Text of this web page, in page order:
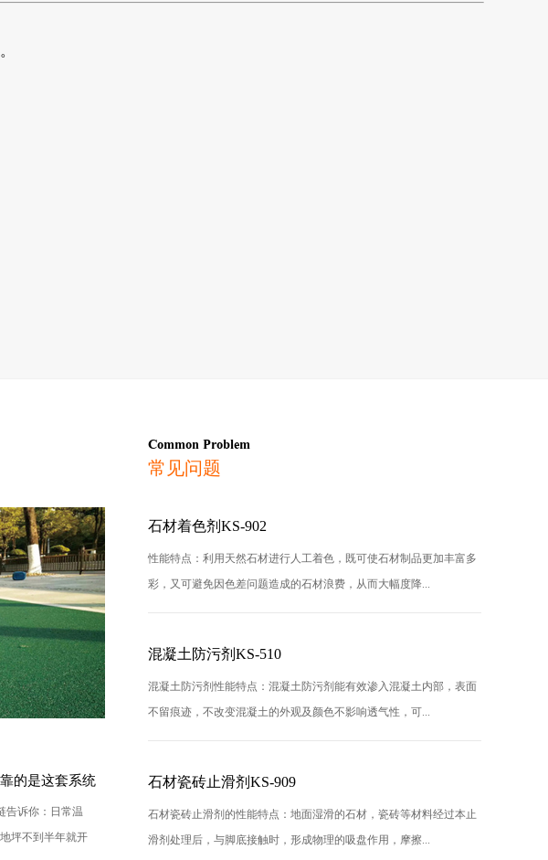
的是这套系统
告诉你：日常温
坪不到半年就开
Common Problem
常见问题
石材着色剂KS-902
性能特点：利用天然石材进行人工着色，既可使石材制品更加丰富多
彩，又可避免因色差问题造成的石材浪费，从而大幅度降...
混凝土防污剂KS-510
混凝土防污剂性能特点：混凝土防污剂能有效渗入混凝土内部，表面
不留痕迹，不改变混凝土的外观及颜色不影响透气性，可...
石材瓷砖止滑剂KS-909
石材瓷砖止滑剂的性能特点：地面湿滑的石材，瓷砖等材料经过本止
滑剂处理后，与脚底接触时，形成物理的吸盘作用，摩擦...